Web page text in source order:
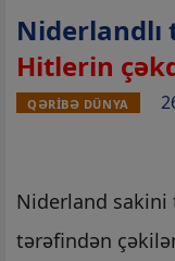
Niderlandlı
Hitlerin
QƏRİBƏ DÜNYA
Niderland
tərəfindən